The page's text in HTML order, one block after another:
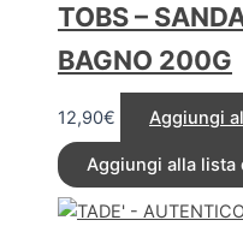
TOBS –
BAGNO 200G
12,90€ Aggiungi
Aggiungi alla lista